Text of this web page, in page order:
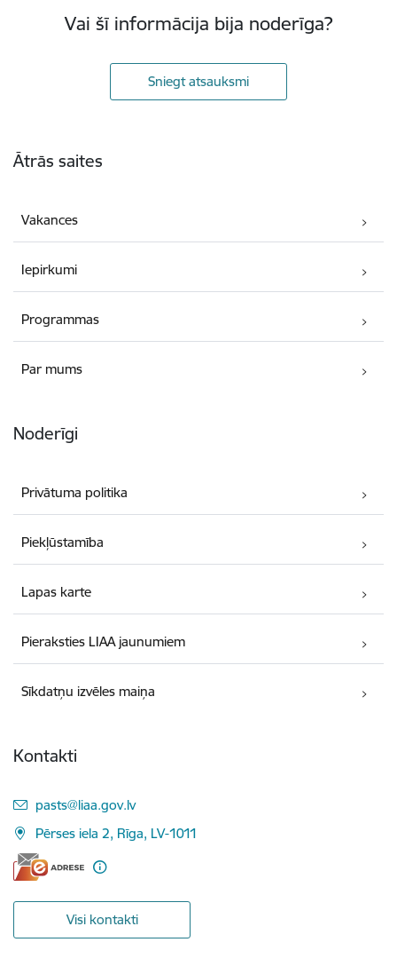
Vai šī informācija bija noderīga?
Sniegt atsauksmi
Ātrās saites
Vakances
Iepirkumi
Programmas
Par mums
Noderīgi
Privātuma politika
Piekļūstamība
Lapas karte
Pieraksties LIAA jaunumiem
Sīkdatņu izvēles maiņa
Kontakti
E-pasts:
pasts@liaa.gov.lv
Pērses iela 2, Rīga, LV-1011
Visi kontakti